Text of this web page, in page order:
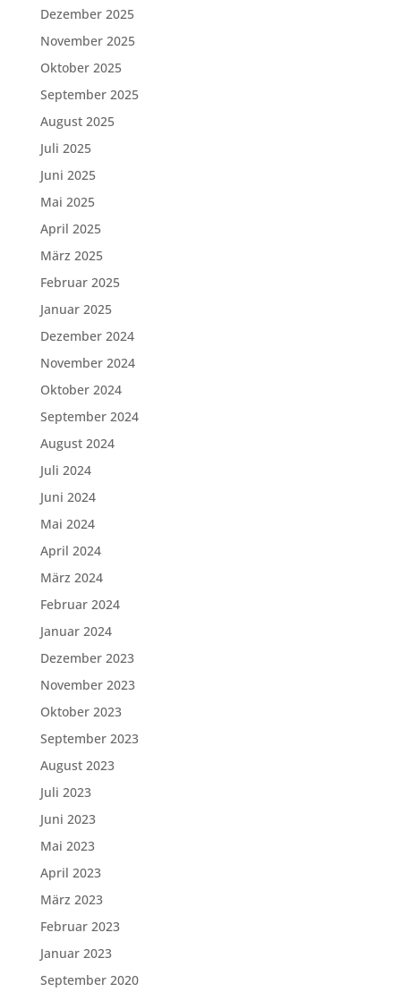
Dezember 2025
November 2025
Oktober 2025
September 2025
August 2025
Juli 2025
Juni 2025
Mai 2025
April 2025
März 2025
Februar 2025
Januar 2025
Dezember 2024
November 2024
Oktober 2024
September 2024
August 2024
Juli 2024
Juni 2024
Mai 2024
April 2024
März 2024
Februar 2024
Januar 2024
Dezember 2023
November 2023
Oktober 2023
September 2023
August 2023
Juli 2023
Juni 2023
Mai 2023
April 2023
März 2023
Februar 2023
Januar 2023
September 2020